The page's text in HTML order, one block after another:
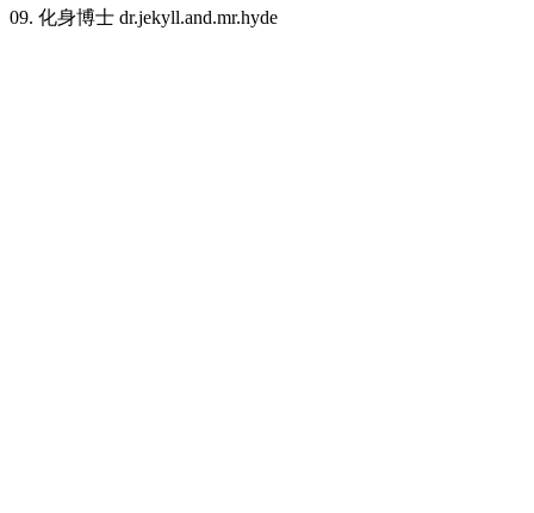
09. 化身博士 dr.jekyll.and.mr.hyde